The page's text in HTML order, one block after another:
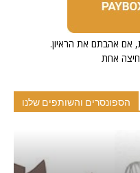
.פרויקט זה מיושם על ידי תרומות והתנדבות, אם אהבתם את הראיון
אחת
הספונסרים והשותפים שלנו